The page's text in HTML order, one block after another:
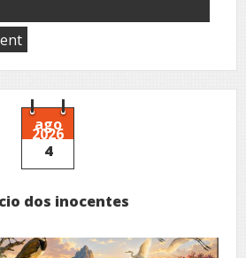
on
fores
embora
ago
2026
4
dos inocentes